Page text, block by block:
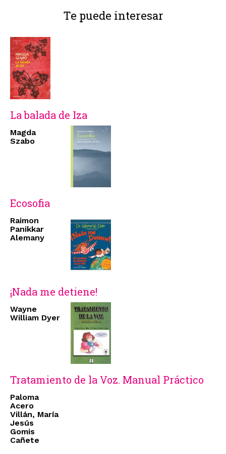
Te puede interesar
La balada de Iza
Magda
Szabo
Ecosofia
Raimon
Panikkar
Alemany
¡Nada me detiene!
Wayne
William Dyer
Tratamiento de la Voz. Manual Práctico
Paloma
Acero
Villán, María
Jesús
Gomis
Cañete